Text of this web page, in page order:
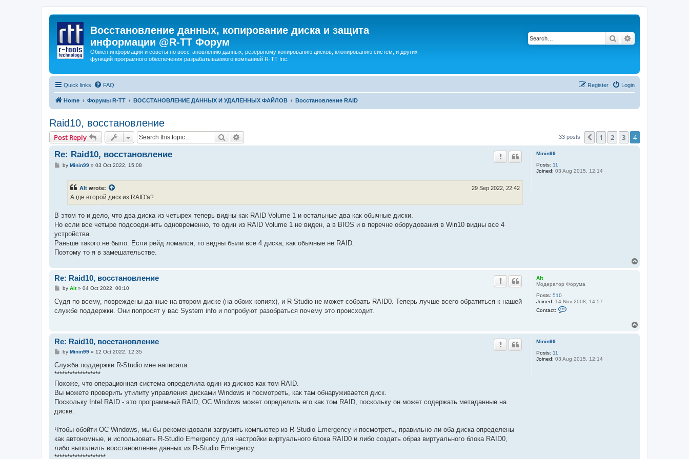
Восстановление данных, копирование диска и защита
информации @R-TT Форум
Обмен информации и советы по восстановлению данных, резервному копированию дисков, клонированию систем, и других
функций програмного обеспечения разрабатываемого компанией R-TT Inc.
Search
Quick links FAQ Login
Register
Home Форумы R-TT ВОССТАНОВЛЕНИЕ ДАННЫХ И УДАЛЕННЫХ ФАЙЛОВ Восстановление RAID
Raid10, восстановление
Post Reply Search 33 posts Previous
1 2 3 4
Minin99
Posts: 11
Joined: 03 Aug 2015, 12:14
Re: Raid10, восстановление
Pby Minin99» 03 Oct 2022, 15:08
Alt wrote: 29 Sep 2022, 22:42
А где второй диск из RAID'а?
В этом то и дело, что два диска из четырех теперь видны как RAID Volume 1 и остальные два как обычные диски.
Но если все четыре подсоединить одновременно, то один из RAID Volume 1 не виден, а в BIOS и в перечне оборудования в Win10 видны все 4
устройства.
Раньше такого не было. Если рейд ломался, то видны были все 4 диска, как обычные не RAID.
Поэтому то я в замешательстве.
Alt
Модератор Форума
Posts: 510
Joined: 14 Nov 2008, 14:57
Contact:
t
Re: Raid10, восстановление
P
s
t
by Alt» 04 Oct 2022, 00:10
Судя по всему, повреждены данные на втором диске (на обоих копиях), и R-Studio не может собрать RAID0. Теперь лучше всего обратиться к нашей
службе поддержки. Они попросят у вас System info и попробуют разобраться почему это происходит.
Minin99
Posts: 11
Joined: 03 Aug 2015, 12:14
Re: Raid10, восстановление
P
s
by Minin99» 12 Oct 2022, 12:35
Служба поддержки R-Studio мне написала:
******************
Похоже, что операционная система определила один из дисков как том RAID.
Вы можете проверить утилиту управления дисками Windows и посмотреть, как там обнаруживается диск.
Поскольку Intel RAID - это программный RAID, ОС Windows может определить его как том RAID, поскольку он может содержать метаданные на
диске.
Чтобы обойти ОС Windows, мы бы рекомендовали загрузить компьютер из R-Studio Emergency и посмотреть, правильно ли оба диска определены
как автономные, и использовать R-Studio Emergency для настройки виртуального блока RAID0 и либо создать образ виртуального блока RAID0,
либо выполнить восстановление данных из R-Studio Emergency.
********************